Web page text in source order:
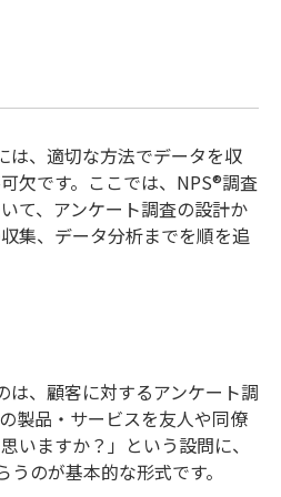
は、適切な方法でデータを収
欠です。ここでは、NPS®調査
て、アンケート調査の設計か
集、データ分析までを順を追
は、顧客に対するアンケート調
製品・サービスを友人や同僚
いますか？」という設問に、
のが基本的な形式です。